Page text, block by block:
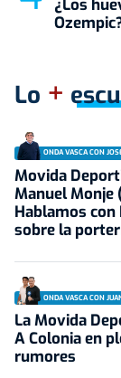
¿Los
Lo +
ONDA VASCA CON
Movida
Manuel
Hablamos
sobre la
ONDA VASCA CON
La Movida
A Colonia en
rumores